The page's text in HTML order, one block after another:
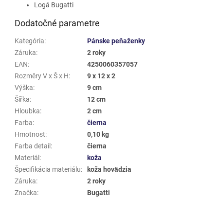
Logá Bugatti
Dodatočné parametre
Kategória:
Pánske peňaženky
Záruka:
2 roky
EAN:
4250060357057
Rozměry V x Š x H:
9 x 12 x 2
Výška:
9 cm
Šířka:
12 cm
Hloubka:
2 cm
Farba:
čierna
Hmotnost:
0,10 kg
Farba detail :
čierna
Materiál :
koža
Špecifikácia materiálu:
koža hovädzia
Záruka:
2 roky
Značka: Bugatti